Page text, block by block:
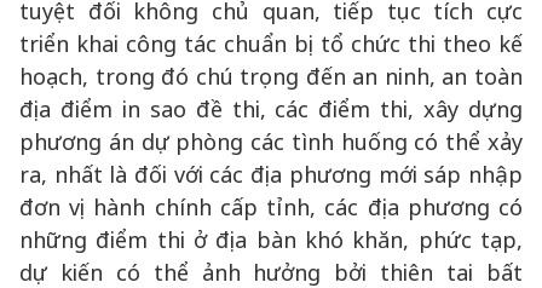
tuyệt đối không chủ quan, tiếp tục tích cực
triển khai công tác chuẩn bị tổ chức thi theo kế
hoạch, trong đó chú trọng đến an ninh, an toàn
địa điểm in sao đề thi, các điểm thi, xây dựng
phương án dự phòng các tình huống có thể xảy
ra, nhất là đối với các địa phương mới sáp nhập
đơn vị hành chính cấp tỉnh, các địa phương có
những điểm thi ở địa bàn khó khăn, phức tạp,
dự kiến có thể ảnh hưởng bởi thiên tai bất